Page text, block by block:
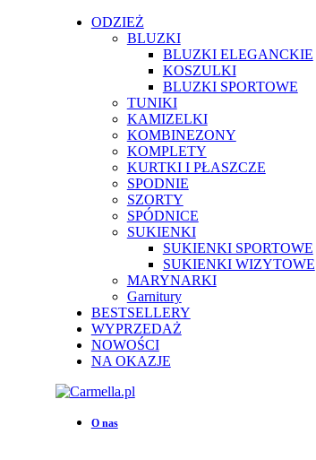
ODZIEŻ
BLUZKI
BLUZKI ELEGANCKIE
KOSZULKI
BLUZKI SPORTOWE
TUNIKI
KAMIZELKI
KOMBINEZONY
KOMPLETY
KURTKI I PŁASZCZE
SPODNIE
SZORTY
SPÓDNICE
SUKIENKI
SUKIENKI SPORTOWE
SUKIENKI WIZYTOWE
MARYNARKI
Garnitury
BESTSELLERY
WYPRZEDAŻ
NOWOŚCI
NA OKAZJE
O nas